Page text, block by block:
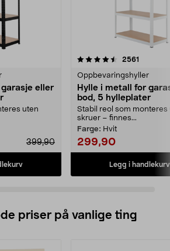
eller
uten
399,90
2561
Oppbevaringshyller
Hylle i metall for
bod, 5 hylleplater
Stabil reol som monteres
skruer – finnes...
Farge: Hvit
299,90
Legg i handlekurv
3.0 av 5 stjerner
priser på vanlige ting